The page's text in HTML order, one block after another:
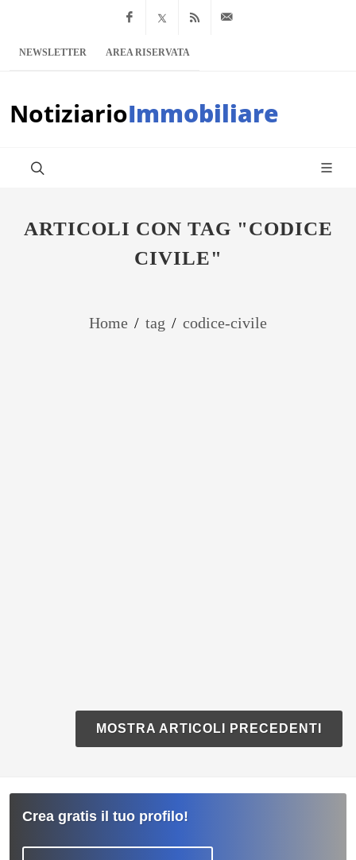
Facebook
x.com Feed RSS
NEWSLETTER AREA RISERVATA
NotiziarioImmobiliare
ARTICOLI CON TAG "CODICE
CIVILE"
Home / tag / codice-civile
MOSTRA ARTICOLI PRECEDENTI
Crea gratis il tuo profilo!